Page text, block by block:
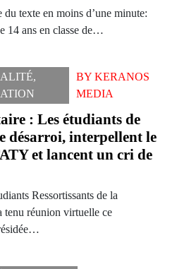
texte en moins d’une minute:
14 ans en classe de…
,
BYKERANOS
MEDIA
: Les étudiants de
désarroi, interpellent le
et lancent un cri de
Ressortissants de la
tenu réunion virtuelle ce